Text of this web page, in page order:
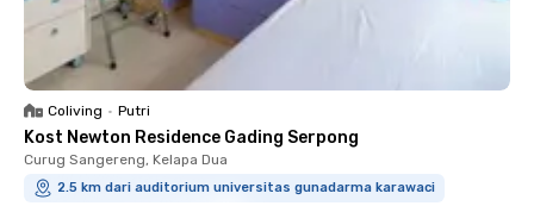
Coliving • Putri
Kost Newton Residence Gading Serpong
Curug Sangereng, Kelapa Dua
2.5 km dari auditorium universitas gunadarma karawaci